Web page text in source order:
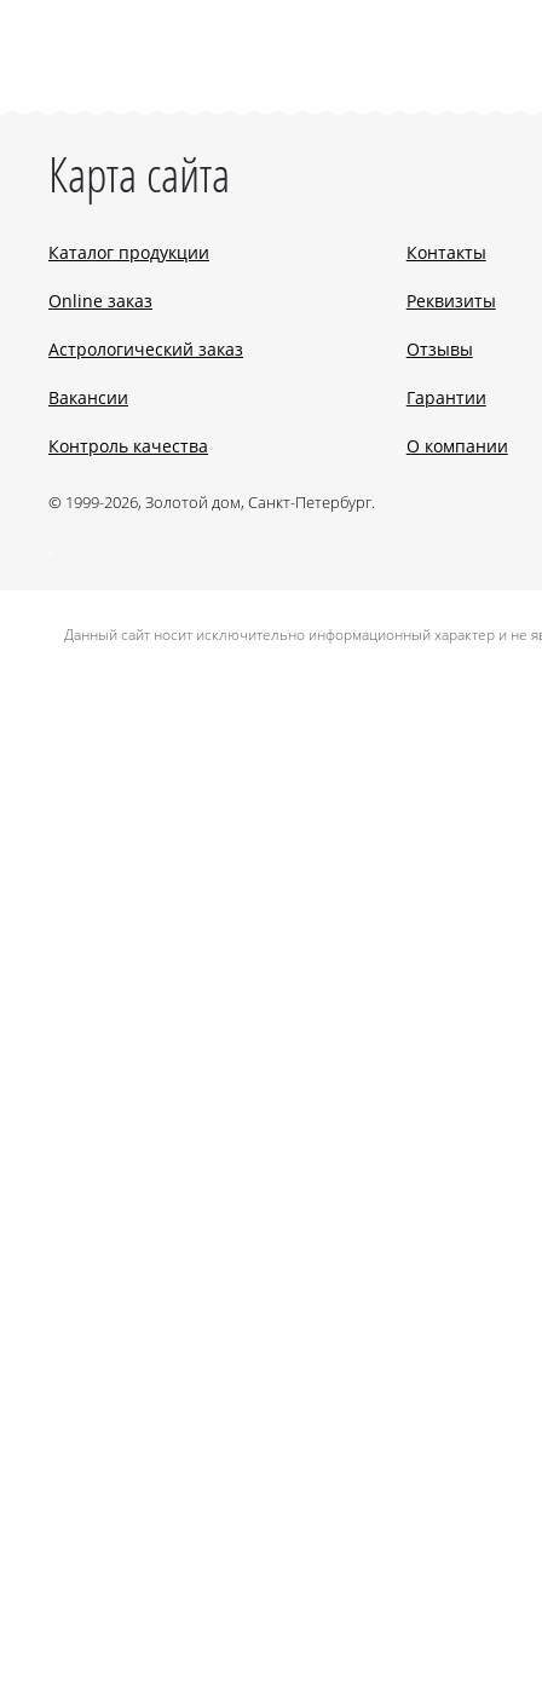
Карта сайта
Каталог продукции
Online заказ
Астрологический заказ
Вакансии
Контроль качества
Контакты
Реквизиты
Отзывы
Гарантии
О компании
© 1999-2026, Золотой дом, Санкт-Петербург.
Данный сайт носит исключительно информационный характер и не